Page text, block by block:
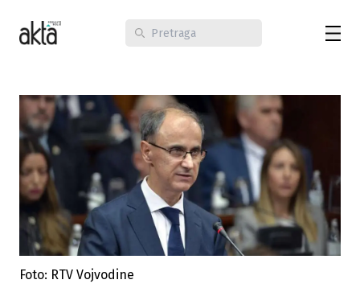
Foto: RTV Vojvodine